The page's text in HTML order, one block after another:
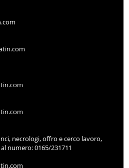
necrologi, offro e cerco lavoro,
numero: 0165/231711